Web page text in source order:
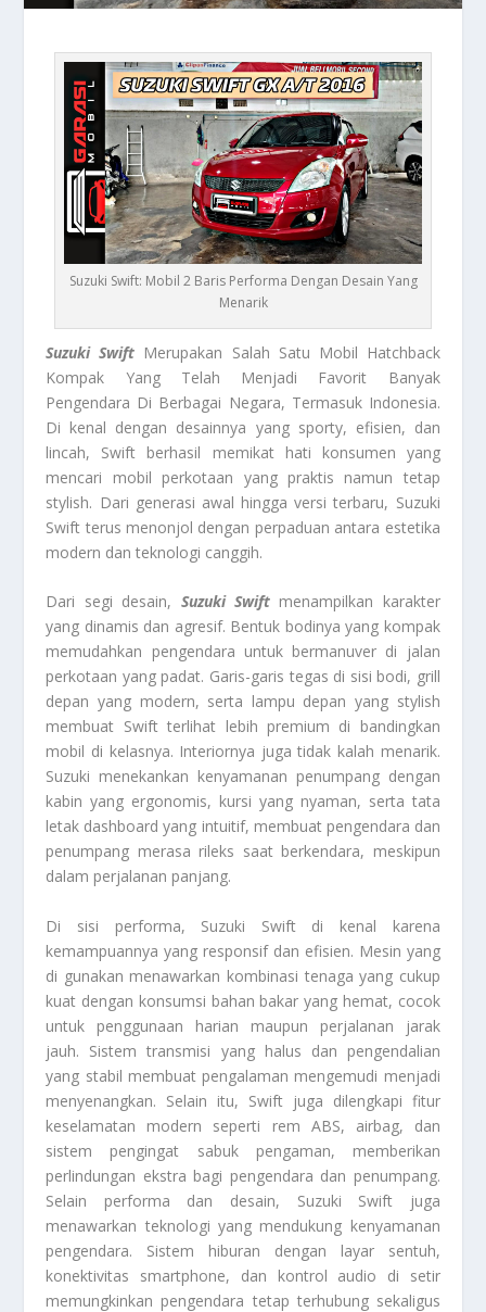
Suzuki Swift: Mobil 2 Baris Performa Dengan Desain Yang
Menarik
Suzuki Swift Merupakan Salah Satu Mobil Hatchback
Kompak Yang Telah Menjadi Favorit Banyak
Pengendara Di Berbagai Negara, Termasuk Indonesia.
Di kenal dengan desainnya yang sporty, efisien, dan
lincah, Swift berhasil memikat hati konsumen yang
mencari mobil perkotaan yang praktis namun tetap
stylish. Dari generasi awal hingga versi terbaru, Suzuki
Swift terus menonjol dengan perpaduan antara estetika
modern dan teknologi canggih.
Dari segi desain, Suzuki Swiftmenampilkan karakter
yang dinamis dan agresif. Bentuk bodinya yang kompak
memudahkan pengendara untuk bermanuver di jalan
perkotaan yang padat. Garis-garis tegas di sisi bodi, grill
depan yang modern, serta lampu depan yang stylish
membuat Swift terlihat lebih premium di bandingkan
mobil di kelasnya. Interiornya juga tidak kalah menarik.
Suzuki menekankan kenyamanan penumpang dengan
kabin yang ergonomis, kursi yang nyaman, serta tata
letak dashboard yang intuitif, membuat pengendara dan
penumpang merasa rileks saat berkendara, meskipun
dalam perjalanan panjang.
Di sisi performa, Suzuki Swift di kenal karena
kemampuannya yang responsif dan efisien. Mesin yang
di gunakan menawarkan kombinasi tenaga yang cukup
kuat dengan konsumsi bahan bakar yang hemat, cocok
untuk penggunaan harian maupun perjalanan jarak
jauh. Sistem transmisi yang halus dan pengendalian
yang stabil membuat pengalaman mengemudi menjadi
menyenangkan. Selain itu, Swift juga dilengkapi fitur
keselamatan modern seperti rem ABS, airbag, dan
sistem pengingat sabuk pengaman, memberikan
perlindungan ekstra bagi pengendara dan penumpang.
Selain performa dan desain, Suzuki Swift juga
menawarkan teknologi yang mendukung kenyamanan
pengendara. Sistem hiburan dengan layar sentuh,
konektivitas smartphone, dan kontrol audio di setir
memungkinkan pengendara tetap terhubung sekaligus